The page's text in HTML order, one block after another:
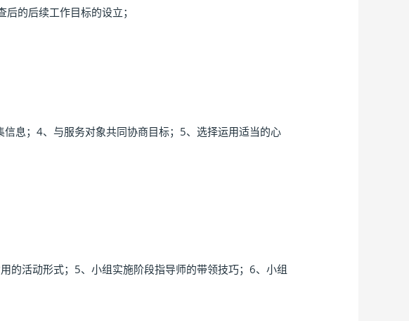
的后续工作目标的设立；
息；4、与服务对象共同协商目标；5、选择运用适当的心
的活动形式；5、小组实施阶段指导师的带领技巧；6、小组